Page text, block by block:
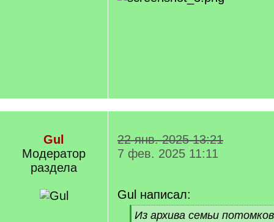
Gul
Модератор
раздела
22 янв. 2025 13:21
7 фев. 2025 11:11
Gul написал:
[
Из архива семьи